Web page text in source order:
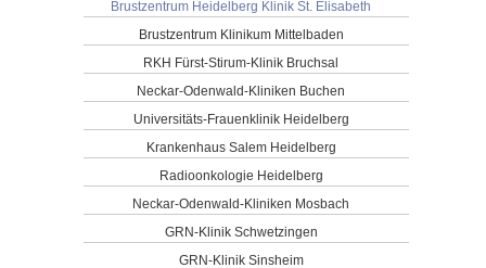
Brustzentrum Heidelberg Klinik St. Elisabeth
Brustzentrum Klinikum Mittelbaden
RKH Fürst-Stirum-Klinik Bruchsal
Neckar-Odenwald-Kliniken Buchen
Universitäts-Frauenklinik Heidelberg
Krankenhaus Salem Heidelberg
Radioonkologie Heidelberg
Neckar-Odenwald-Kliniken Mosbach
GRN-Klinik Schwetzingen
GRN-Klinik Sinsheim